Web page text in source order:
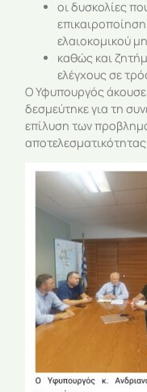
οι δυσκολίες
ελαιοκομικού
καθώς και
ελέγχους σε
Ο Υφυπουργός άκουσε
δεσμεύτηκε για τη
επίλυση των